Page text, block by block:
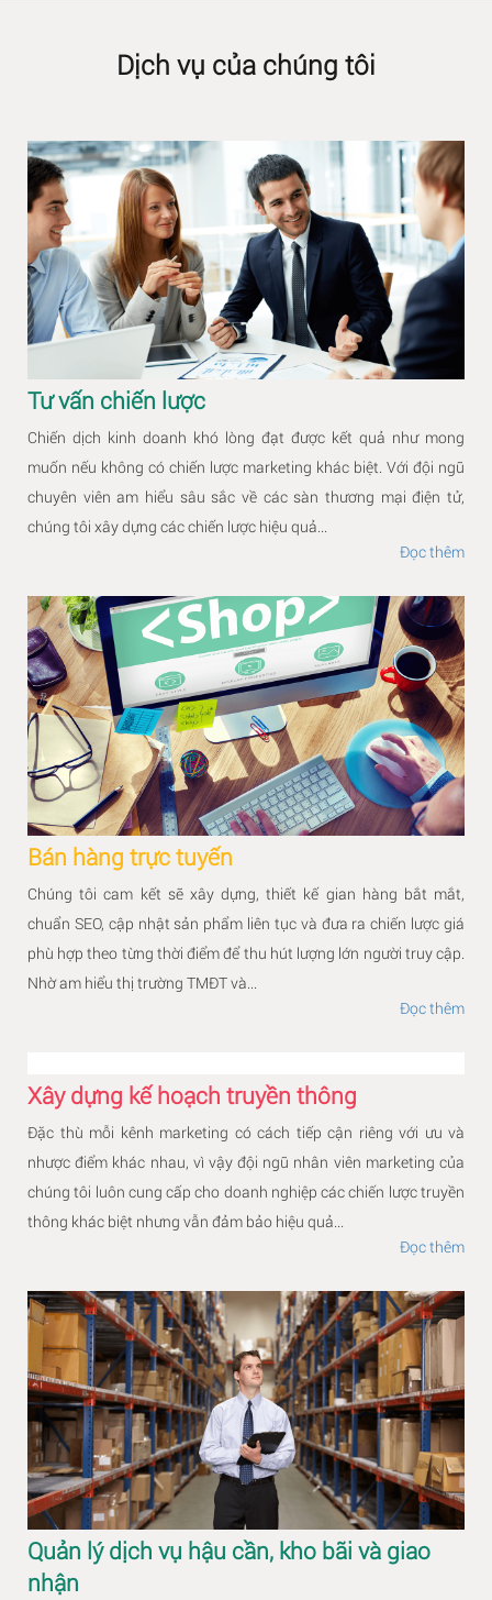
Dịch vụ của chúng tôi
Tư vấn chiến lược
Chiến dịch kinh doanh khó lòng đạt được kết quả như mong
muốn nếu không có chiến lược marketing khác biệt. Với đội ngũ
chuyên viên am hiểu sâu sắc về các sàn thương mại điện tử,
chúng tôi xây dựng các chiến lược hiệu quả...
Đọc thêm
Bán hàng trực tuyến
Chúng tôi cam kết sẽ xây dựng, thiết kế gian hàng bắt mắt,
chuẩn SEO, cập nhật sản phẩm liên tục và đưa ra chiến lược giá
phù hợp theo từng thời điểm để thu hút lượng lớn người truy cập.
Nhờ am hiểu thị trường TMĐT và...
Đọc thêm
Xây dựng kế hoạch truyền thông
Đặc thù mỗi kênh marketing có cách tiếp cận riêng với ưu và
nhược điểm khác nhau, vì vậy đội ngũ nhân viên marketing của
chúng tôi luôn cung cấp cho doanh nghiệp các chiến lược truyền
thông khác biệt nhưng vẫn đảm bảo hiệu quả...
Đọc thêm
Quản lý dịch vụ hậu cần, kho bãi và giao
nhận